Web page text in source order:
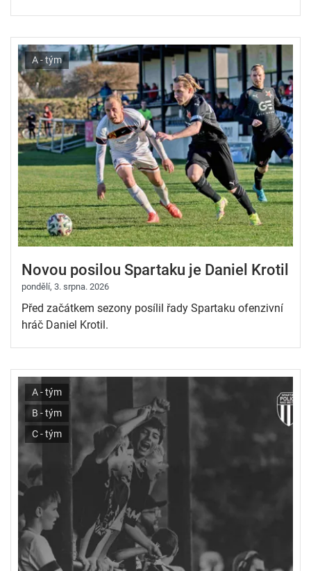
A - tým
Novou posilou Spartaku je Daniel Krotil
pondělí, 3. srpna. 2026
Před začátkem sezony posílil řady Spartaku ofenzivní
hráč Daniel Krotil.
A - tým
B - tým
C - tým